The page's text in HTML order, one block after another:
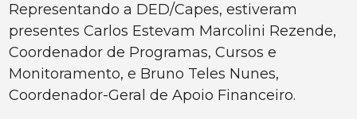
Representando a DED/Capes, estiveram
presentes Carlos Estevam Marcolini Rezende,
Coordenador de Programas, Cursos e
Monitoramento, e Bruno Teles Nunes,
Coordenador-Geral de Apoio Financeiro.